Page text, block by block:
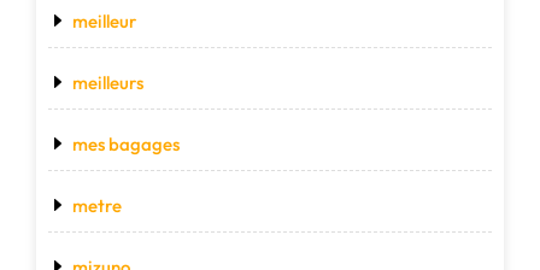
meilleur
meilleurs
mes bagages
metre